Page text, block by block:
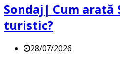
Sondaj| Cum arată
turistic?
28/07/2026